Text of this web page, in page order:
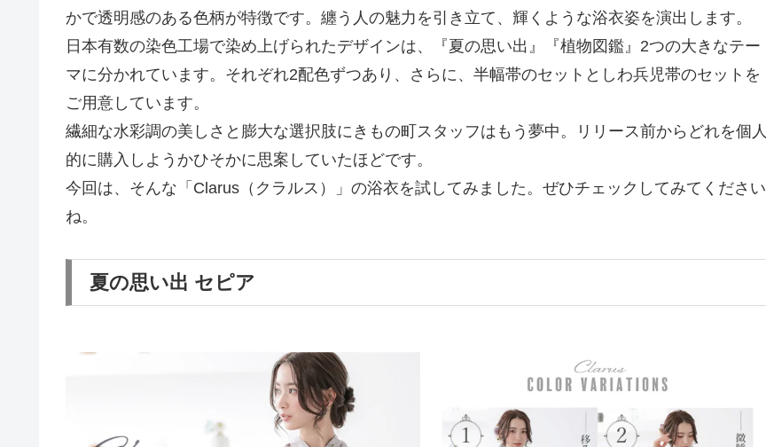
かで透明感のある色柄が特徴です。纏う人の魅力を引き立て、輝くような浴衣姿を演出します。
日本有数の染色工場で染め上げられたデザインは、『夏の思い出』『植物図鑑』2つの大きなテー
マに分かれています。それぞれ2配色ずつあり、さらに、半幅帯のセットとしわ兵児帯のセットを
ご用意しています。
繊細な水彩調の美しさと膨大な選択肢にきもの町スタッフはもう夢中。リリース前からどれを個人
的に購入しようかひそかに思案していたほどです。
今回は、そんな「Clarus（クラルス）」の浴衣を試してみました。ぜひチェックしてみてください
ね。
夏の思い出 セピア